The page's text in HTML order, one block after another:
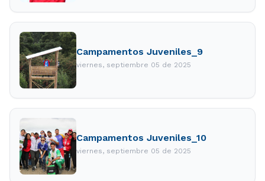
Campamentos Juveniles_9
viernes, septiembre 05 de 2025
Campamentos Juveniles_10
viernes, septiembre 05 de 2025